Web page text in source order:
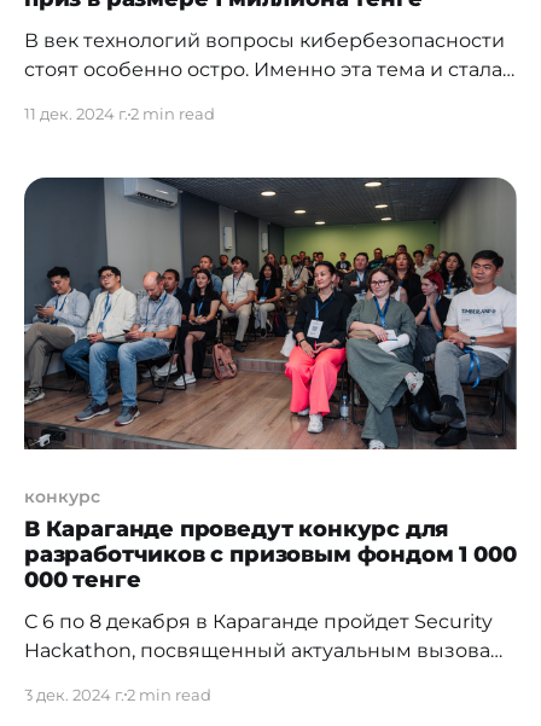
В век технологий вопросы кибербезопасности
стоят особенно остро. Именно эта тема и стала
хабе «Терриконовая Долина». Мероприятие
специалистов по кибербезопасности и
студентов, которые боролись за главные
денежные призы. Хакатон отличается от
обычных конкурсов особым форматом: его
участники должны представить решения по
заявленным
11 дек. 2024 г.2 min read
конкурс
В Караганде проведут конкурс для
разработчиков с призовым фондом 1 000
000 тенге
С 6 по 8 декабря в Караганде пройдет Security
Hackathon, посвященный актуальным вызовам
Мероприятие объединит начинающих и
3 дек. 2024 г.2 min read